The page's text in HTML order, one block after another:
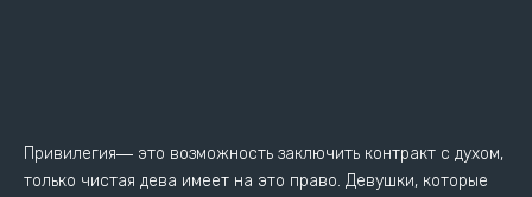
Привилегия― это возможность заключить контракт с духом,
только чистая дева имеет на это право. Девушки, которые